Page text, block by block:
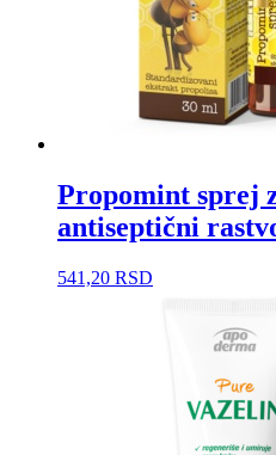
Propomint sprej
antiseptični
541,20 RSD